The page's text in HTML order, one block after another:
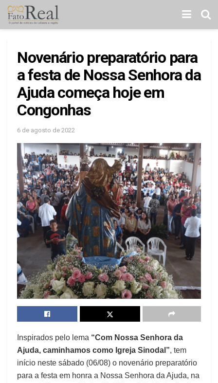
Novenário preparatório para
a festa de Nossa Senhora da
Ajuda começa hoje em
Congonhas
6 de agosto de 2022
Inspirados pelo lema “Com Nossa Senhora da
Ajuda, caminhamos como Igreja Sinodal”, tem
início neste sábado (06/08) o novenário preparatório
para a festa em honra a Nossa Senhora da Ajuda, na